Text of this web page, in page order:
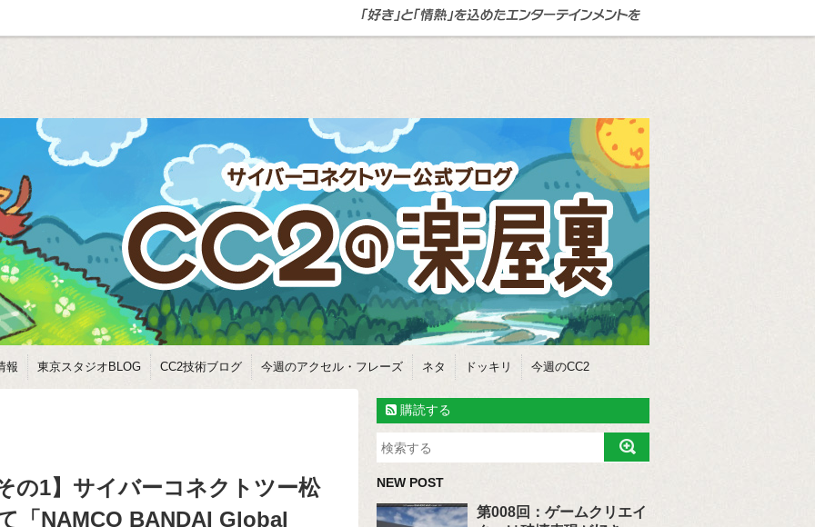
報 東京スタジオBLOG CC2技術ブログ 今週のアクセル・フレーズ ネタ ドッキリ 今週のCC2
の1】サイバーコネクトツー松
「NAMCO BANDAI Global
購読する
NEW POST
第008回：ゲームクリエイ